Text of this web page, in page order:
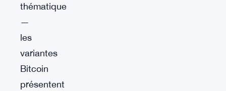
thématique
—
les
variantes
Bitcoin
présentent